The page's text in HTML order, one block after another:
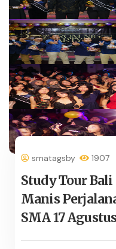
smatagsby 1907
Study Tour Bali
Manis
SMA 17